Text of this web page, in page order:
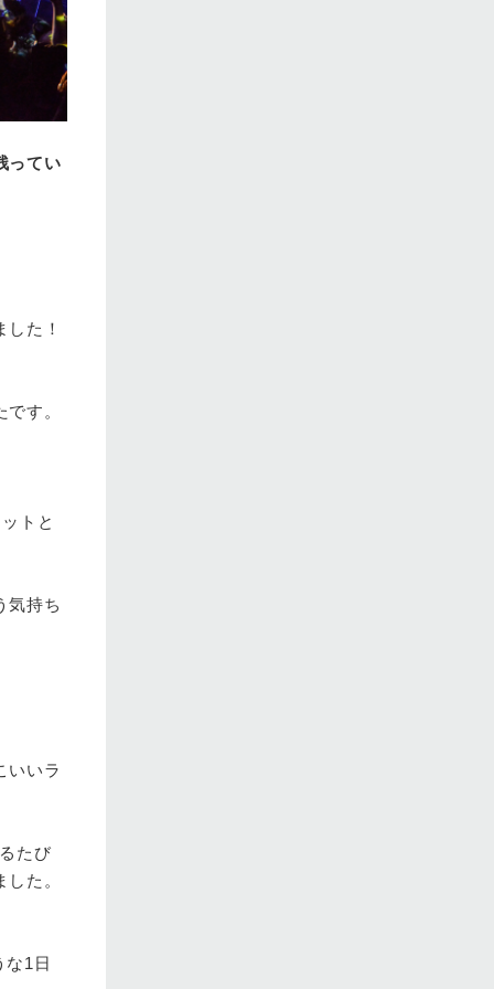
ってい
た！
す。
トと
気持ち
いいラ
たび
た。
な1日